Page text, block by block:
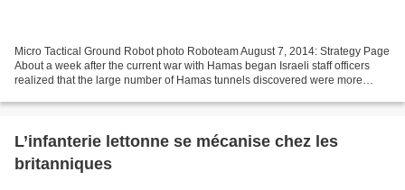
Micro Tactical Ground Robot photo Roboteam August 7, 2014: Strategy Page
About a week after the current war with Hamas began Israeli staff officers
realized that the large number of Hamas tunnels discovered were more
L’infanterie lettonne se mécanise chez les
britanniques